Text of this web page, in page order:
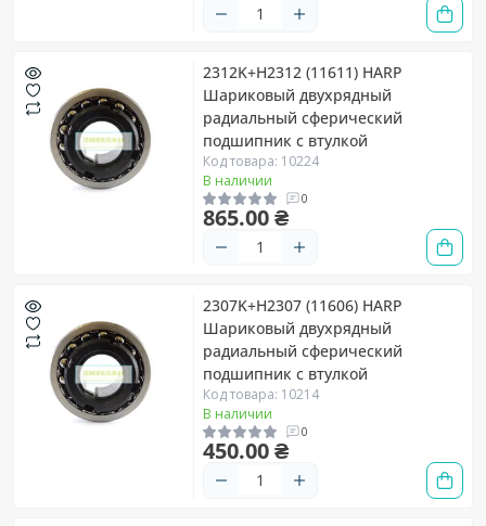
2312K+H2312 (11611) HARP
Шариковый двухрядный
радиальный сферический
подшипник с втулкой
Код товара: 10224
В наличии
0
865.00 ₴
2307K+H2307 (11606) HARP
Шариковый двухрядный
радиальный сферический
подшипник с втулкой
Код товара: 10214
В наличии
0
450.00 ₴